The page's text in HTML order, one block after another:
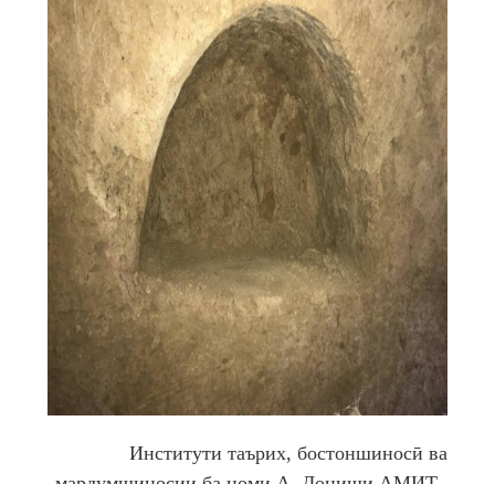
Институти таърих, бостоншиносӣ ва